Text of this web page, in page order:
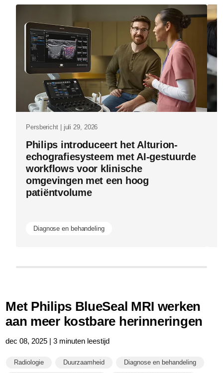
een-
mri-
net-
zo-
belangrijk-
is-
zijn-
Persbericht | juli 29, 2026
Philips introduceert het Alturion-
echografiesysteem met AI-gestuurde
workflows voor klinische
omgevingen met een hoog
patiëntvolume
Diagnose en behandeling
Met Philips BlueSeal MRI werken
aan meer kostbare herinneringen
dec 08, 2025 | 3 minuten leestijd
Radiologie Duurzaamheid Diagnose en behandeling